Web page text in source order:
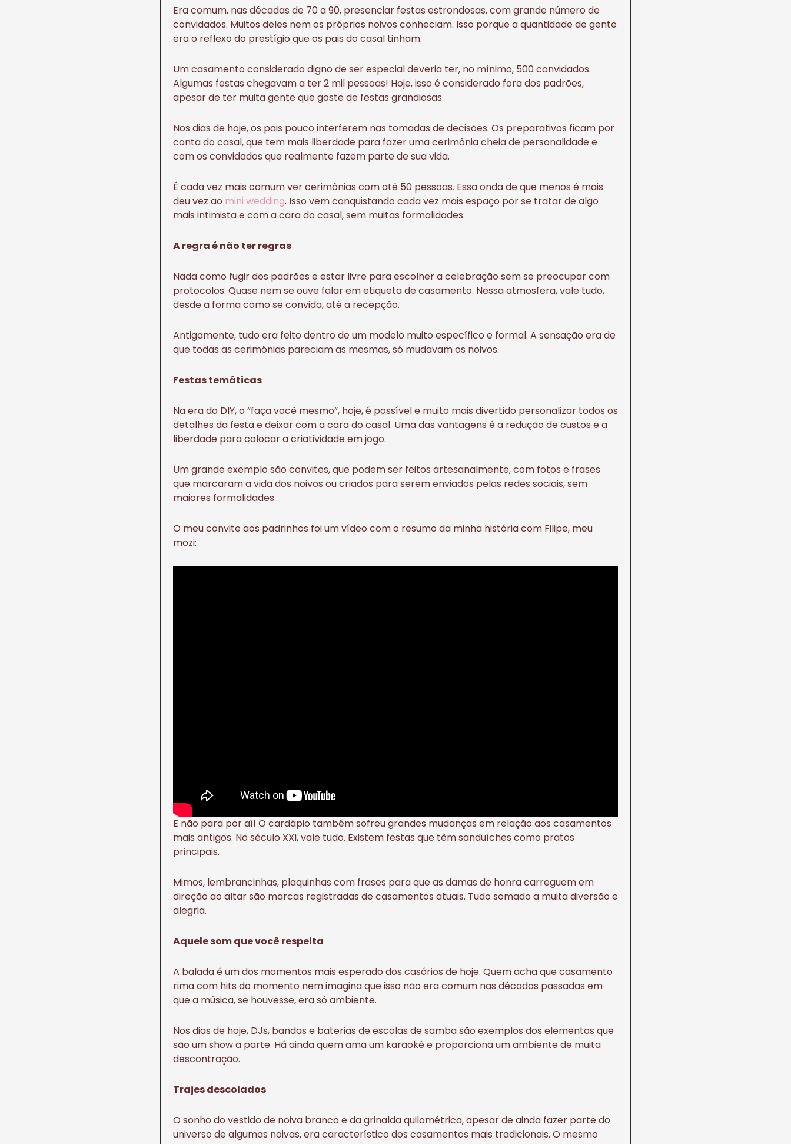
Era comum, nas décadas de 70 a 90, presenciar festas estrondosas, com grande número de
convidados. Muitos deles nem os próprios noivos conheciam. Isso porque a quantidade de gente
era o reflexo do prestígio que os pais do casal tinham.
Um casamento considerado digno de ser especial deveria ter, no mínimo, 500 convidados.
Algumas festas chegavam a ter 2 mil pessoas! Hoje, isso é considerado fora dos padrões,
apesar de ter muita gente que goste de festas grandiosas.
Nos dias de hoje, os pais pouco interferem nas tomadas de decisões. Os preparativos ficam por
conta do casal, que tem mais liberdade para fazer uma cerimônia cheia de personalidade e
com os convidados que realmente fazem parte de sua vida.
É cada vez mais comum ver cerimônias com até 50 pessoas. Essa onda de que menos é mais
deu vez ao mini wedding. Isso vem conquistando cada vez mais espaço por se tratar de algo
mais intimista e com a cara do casal, sem muitas formalidades.
A regra é não ter regras
Nada como fugir dos padrões e estar livre para escolher a celebração sem se preocupar com
protocolos. Quase nem se ouve falar em etiqueta de casamento. Nessa atmosfera, vale tudo,
desde a forma como se convida, até a recepção.
Antigamente, tudo era feito dentro de um modelo muito específico e formal. A sensação era de
que todas as cerimônias pareciam as mesmas, só mudavam os noivos.
Festas temáticas
Na era do DIY, o “faça você mesmo”, hoje, é possível e muito mais divertido personalizar todos os
detalhes da festa e deixar com a cara do casal. Uma das vantagens é a redução de custos e a
liberdade para colocar a criatividade em jogo.
Um grande exemplo são convites, que podem ser feitos artesanalmente, com fotos e frases
que marcaram a vida dos noivos ou criados para serem enviados pelas redes sociais, sem
maiores formalidades.
O meu convite aos padrinhos foi um vídeo com o resumo da minha história com Filipe, meu
mozi:
E não para por aí! O cardápio também sofreu grandes mudanças em relação aos casamentos
mais antigos. No século XXI, vale tudo. Existem festas que têm sanduíches como pratos
principais.
Mimos, lembrancinhas, plaquinhas com frases para que as damas de honra carreguem em
direção ao altar são marcas registradas de casamentos atuais. Tudo somado a muita diversão e
alegria.
Aquele som que você respeita
A balada é um dos momentos mais esperado dos casórios de hoje. Quem acha que casamento
rima com hits do momento nem imagina que isso não era comum nas décadas passadas em
que a música, se houvesse, era só ambiente.
Nos dias de hoje, DJs, bandas e baterias de escolas de samba são exemplos dos elementos que
são um show a parte. Há ainda quem ama um karaokê e proporciona um ambiente de muita
descontração.
Trajes descolados
O sonho do vestido de noiva branco e da grinalda quilométrica, apesar de ainda fazer parte do
universo de algumas noivas, era característico dos casamentos mais tradicionais. O mesmo